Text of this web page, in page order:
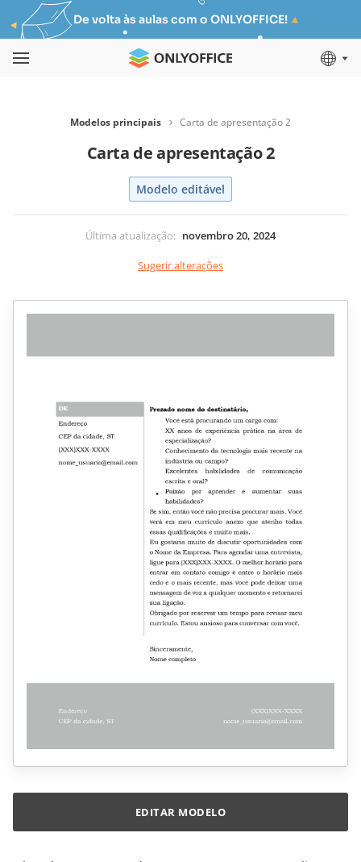
De volta às aulas com o ONLYOFFICE!
Modelos principais Carta de apresentação 2
Carta de apresentação 2
Modelo editável
Última atualização: novembro 20, 2024
Sugerir alterações
EDITAR MODELO